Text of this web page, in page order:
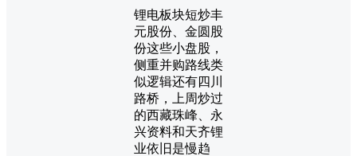
锂电板块短炒丰
元股份、金圆股
份这些小盘股，
侧重并购路线类
似逻辑还有四川
路桥，上周炒过
的西藏珠峰、永
兴资料和天齐锂
业依旧是慢趋